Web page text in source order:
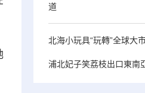
道
北海小玩具“玩轉”全球大
浦北妃子笑荔枝出口東南